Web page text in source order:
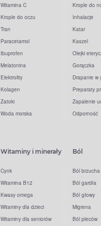
Witamina C
Krople do oczu
Tran
Paracetamol
Ibuprofen
Melatonina
Elektrolity
Kolagen
Zatoki
Woda morska
Krople do
Inhalacje
Katar
Kaszel
Olejki
Gorączka
Drapanie w
Preparaty
Zapalenie
Odporność
Witaminy i minerały
Cynk
Witamina B12
Kwasy omega
Witaminy dla dzieci
Witaminy dla seniorów
Ból
Ból brzucha
Ból gardła
Ból głowy
Migrena
Ból pleców